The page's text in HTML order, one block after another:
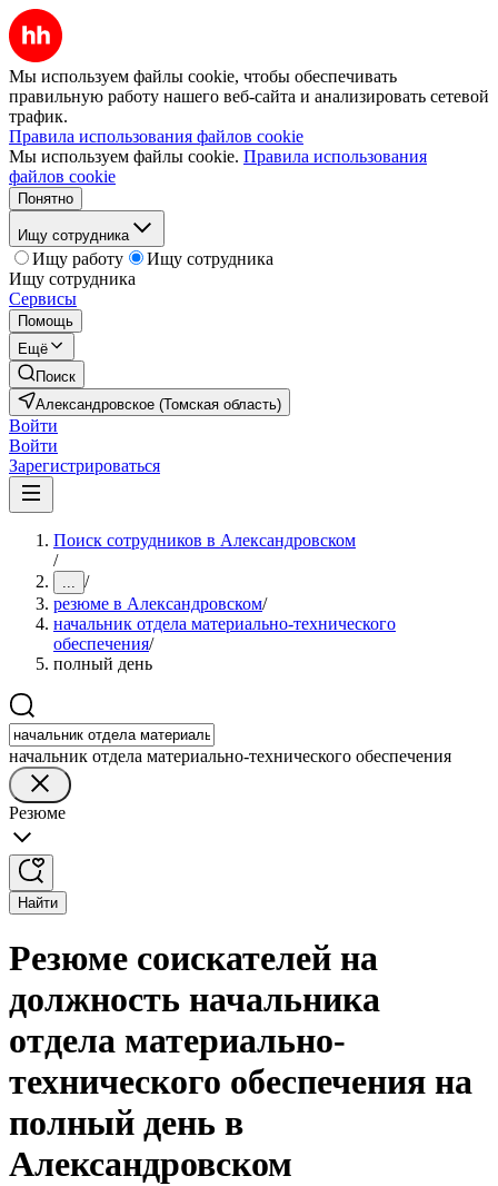
Мы используем файлы cookie, чтобы обеспечивать
правильную работу нашего веб-сайта и анализировать сетевой
трафик.
Правила использования файлов cookie
Мы используем файлы cookie. Правила использования
файлов cookie
Понятно
Ищу сотрудника
Ищу работу
Ищу сотрудника
Ищу сотрудника
Сервисы
Помощь
Ещё
Поиск
Александровское (Томская область)
Войти
Войти
Зарегистрироваться
Поиск сотрудников в Александровском
/
... /
резюме в Александровском/
начальник отдела материально-технического
обеспечения/
полный день
начальник отдела материально-технического обеспечения
Резюме
Найти
Резюме соискателей на
должность начальника
отдела материально-
технического обеспечения на
полный день в
Александровском